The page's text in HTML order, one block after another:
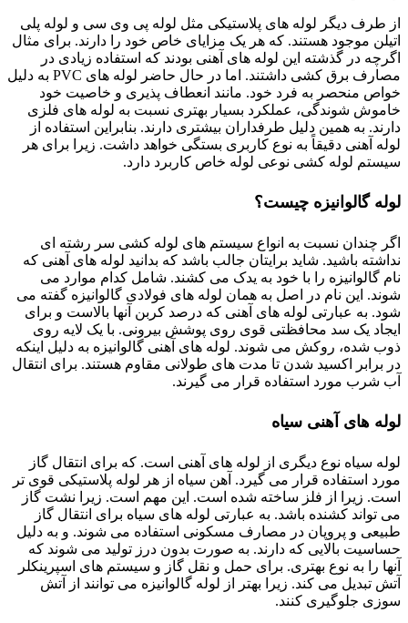
از طرف دیگر لوله های پلاستیکی مثل لوله پی وی سی و لوله پلی
اتیلن موجود هستند. که هر یک مزایای خاص خود را دارند. برای مثال
اگرچه در گذشته این لوله های آهنی بودند که استفاده زیادی در
مصارف برق کشی داشتند. اما در حال حاضر لوله های PVC به دلیل
خواص منحصر به فرد خود. مانند انعطاف پذیری و خاصیت خود
خاموش شوندگی، عملکرد بسیار بهتری نسبت به لوله های فلزی
دارند. به همین دلیل طرفداران بیشتری دارند. بنابراین استفاده از
لوله آهنی دقیقاً به نوع کاربری بستگی خواهد داشت. زیرا برای هر
سیستم لوله کشی نوعی لوله خاص کاربرد دارد.
لوله گالوانیزه چیست؟
اگر چندان نسبت به انواع سیستم های لوله کشی سر رشته ای
نداشته باشید. شاید برایتان جالب باشد که بدانید لوله های آهنی که
نام گالوانیزه را با خود به یدک می کشند. شامل کدام موارد می
شوند. این نام در اصل به همان لوله های فولادی گالوانیزه گفته می
شود. به عبارتی لوله های آهنی که درصد کربن آنها بالاست و برای
ایجاد یک سد محافظتی قوی روی پوشش بیرونی. با یک لایه روی
ذوب شده، روکش می شوند. لوله های آهنی گالوانیزه به دلیل اینکه
در برابر اکسید شدن تا مدت های طولانی مقاوم هستند. برای انتقال
آب شرب مورد استفاده قرار می گیرند.
لوله های آهنی سیاه
لوله سیاه نوع دیگری از لوله های آهنی است. که برای انتقال گاز
مورد استفاده قرار می گیرد. آهن سیاه از هر لوله پلاستیکی قوی تر
است. زیرا از فلز ساخته شده است. این مهم است. زیرا نشت گاز
می تواند کشنده باشد. به عبارتی لوله های سیاه برای انتقال گاز
طبیعی و پروپان در مصارف مسکونی استفاده می شوند. و به دلیل
حساسیت بالایی که دارند. به صورت بدون درز تولید می شوند که
آنها را به نوع بهتری. برای حمل و نقل گاز و سیستم های اسپرینکلر
آتش تبدیل می کند. زیرا بهتر از لوله گالوانیزه می توانند از آتش
سوزی جلوگیری کنند.